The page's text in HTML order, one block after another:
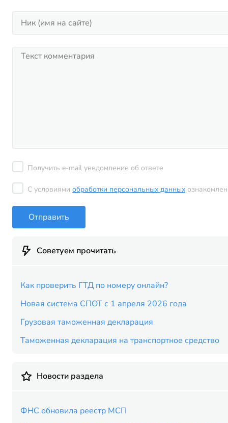
Получить e-mail уведомление об ответе
С условиями обработки персональных данных ознакомлен
Отправить
Советуем прочитать
Как проверить ГТД по номеру онлайн?
Новая система СПОТ с 1 апреля 2026 года
Грузовая таможенная декларация
Таможенная декларация на транспортное средство
Новости раздела
ФНС обновила реестр МСП